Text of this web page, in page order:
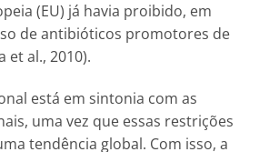
(EU) já havia proibido, em
de antibióticos promotores de
et al., 2010).
está em sintonia com as
uma vez que essas restrições
tendência global. Com isso, a